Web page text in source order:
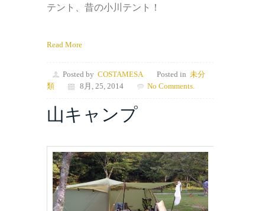
テント、昔の小川テント！
Read More
Posted by COSTAMESA Posted in 未分
類
8月, 25, 2014 No Comments.
山キャンプ